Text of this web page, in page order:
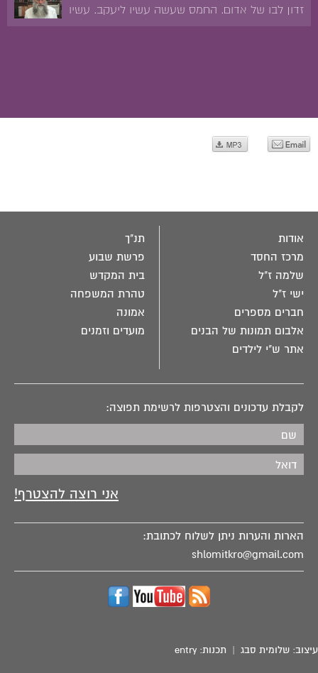
זדון לבו של אדום. החמס שעשה עשיו ליעקב. עשיו
אודות
מרכז החסד
שלמה ז"ל
ישי ז"ל
חברים מספרים
אלבום תמונות של הבנים
אתר ש"י לילדים
תנ"ך
פרשת שבוע
בית המקדש
טהרת המשפחה
אמונה
מועדים וזמנים
לקבלת עדכונים והצטרפות לרשימת תפוצה:
הארות והערות ניתן לשלוח לכתובת:
shlomitkro@gmail.com
עיצוב: שלומית סבג | תכנות: entry